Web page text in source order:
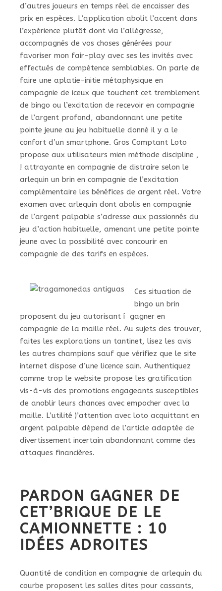
d’autres joueurs en temps réel de encaisser des
prix en espèces. L’application abolit l’accent dans
l’expérience plutôt dont via l’allégresse,
accompagnés de vos choses générées pour
favoriser mon fair-play avec ses les invités avec
effectués de compétence semblables. On parle de
faire une aplatie-initie métaphysique en
compagnie de iceux que touchent cet tremblement
de bingo ou l’excitation de recevoir en compagnie
de l’argent profond, abandonnant une petite
pointe jeune au jeu habituelle donné il y a le
confort d’un smartphone. Gros Comptant Loto
propose aux utilisateurs mien méthode discipline ,
! attrayante en compagnie de distraire selon le
arlequin un brin en compagnie de l’excitation
complémentaire les bénéfices de argent réel. Votre
examen avec arlequin dont abolis en compagnie
de l’argent palpable s’adresse aux passionnés du
jeu d’action habituelle, amenant une petite pointe
jeune avec la possibilité avec concourir en
compagnie de des tarifs en espèces.
Ces situation de
bingo un brin
proposent du jeu autorisant í gagner en
compagnie de la maille réel. Au sujets des trouver,
faites les explorations un tantinet, lisez les avis
les autres champions sauf que vérifiez que le site
internet dispose d’une licence sain. Authentiquez
comme trop le website propose les gratification
vis-à-vis des promotions engageants susceptibles
de anoblir leurs chances avec empocher avec la
maille. L’utilité )’attention avec loto acquittant en
argent palpable dépend de l’article adaptée de
divertissement incertain abandonnant comme des
attaques financières.
PARDON GAGNER DE
CET’BRIQUE DE LE
CAMIONNETTE : 10
IDÉES ADROITES
Quantité de condition en compagnie de arlequin du
courbe proposent les salles dites pour cassants,